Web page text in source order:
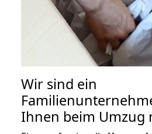
Wir sind ein
Ihnen beim Umzug